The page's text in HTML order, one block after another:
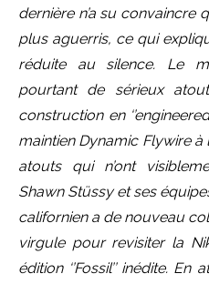
dernière n’a su convaincre
plus aguerris, ce qui
réduite au silence. Le
pourtant de sérieux
construction en
maintien Dynamic Flywire
atouts qui n’ont
Shawn Stüssy et ses
californien a de nouveau
virgule pour revisiter la
édition ‘’Fossil’’ inédite.